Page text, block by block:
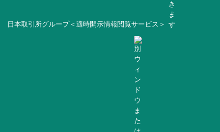
日本取引所グループ＜適時開示情報閲覧サービス＞